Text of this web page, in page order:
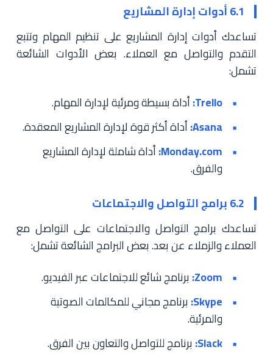
6.1 أدوات إدارة المشاريع
تساعدك أدوات إدارة المشاريع على تنظيم المهام وتتبع
التقدم والتواصل مع العملاء. بعض الأدوات الشائعة
تشمل:
Trello: أداة بسيطة ومرئية لإدارة المهام.
Asana: أداة أكثر قوة لإدارة المشاريع المعقدة.
Monday.com: أداة شاملة لإدارة المشاريع
والفرق.
6.2 برامج التواصل والاجتماعات
تساعدك برامج التواصل والاجتماعات على التواصل مع
العملاء والزملاء عن بعد. بعض البرامج الشائعة تشمل:
Zoom: برنامج شائع للاجتماعات عبر الفيديو.
Skype: برنامج مجاني للمكالمات الصوتية
والمرئية.
Slack: برنامج للتواصل والتعاون بين الفرق.